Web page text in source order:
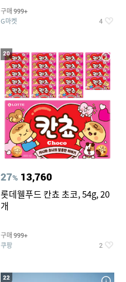
구매 999+
G마켓 4
20
27% 13,760
롯데웰푸드 칸쵸 초코, 54g, 20
개
구매 999+
쿠팡 2
22